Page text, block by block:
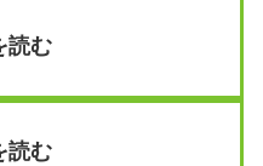
読む
読む